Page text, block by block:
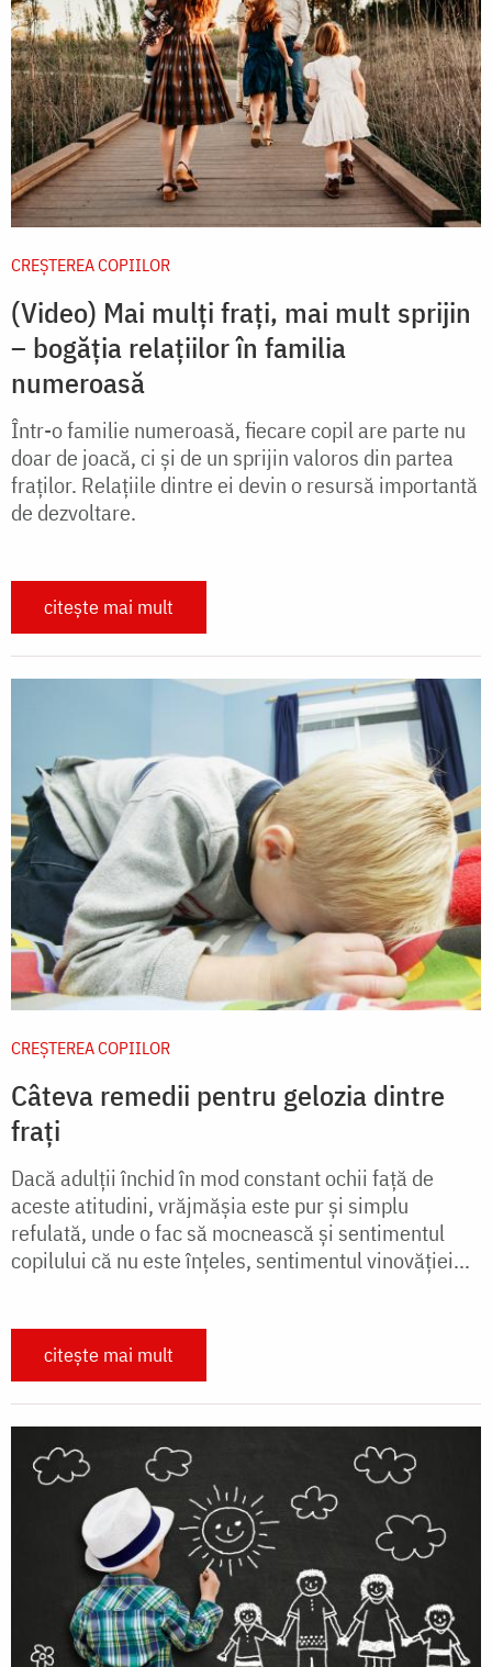
CREŞTEREA COPIILOR
(Video) Mai mulți frați, mai mult sprijin
– bogăția relațiilor în familia
numeroasă
Într-o familie numeroasă, fiecare copil are parte nu
doar de joacă, ci și de un sprijin valoros din partea
fraților. Relațiile dintre ei devin o resursă importantă
de dezvoltare.
citește mai mult
CREŞTEREA COPIILOR
Câteva remedii pentru gelozia dintre
frați
Dacă adulţii închid în mod constant ochii faţă de
aceste atitudini, vrăjmăşia este pur şi simplu
refulată, unde o fac să mocnească şi sentimentul
copilului că nu este înţeles, sentimentul vinovăţiei...
citește mai mult